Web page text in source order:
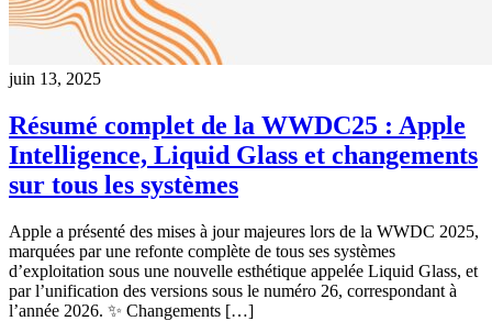
juin 13, 2025
Résumé complet de la WWDC25 : Apple
Intelligence, Liquid Glass et changements
sur tous les systèmes
Apple a présenté des mises à jour majeures lors de la WWDC 2025,
marquées par une refonte complète de tous ses systèmes
d’exploitation sous une nouvelle esthétique appelée Liquid Glass, et
par l’unification des versions sous le numéro 26, correspondant à
l’année 2026. ✨ Changements […]